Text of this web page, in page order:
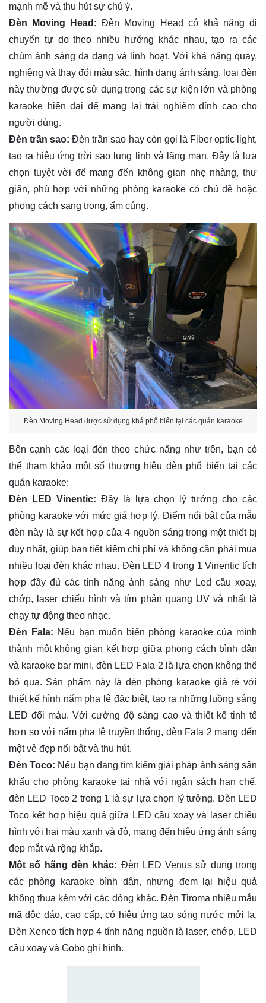
mạnh mẽ và thu hút sự chú ý.
Đèn Moving Head: Đèn Moving Head có khả năng di
chuyển tự do theo nhiều hướng khác nhau, tạo ra các
chùm ánh sáng đa dạng và linh hoạt. Với khả năng quay,
nghiêng và thay đổi màu sắc, hình dạng ánh sáng, loại đèn
này thường được sử dụng trong các sự kiện lớn và phòng
karaoke hiện đại để mang lại trải nghiệm đỉnh cao cho
người dùng.
Đèn trần sao: Đèn trần sao hay còn gọi là Fiber optic light,
tạo ra hiệu ứng trời sao lung linh và lãng mạn. Đây là lựa
chọn tuyệt vời để mang đến không gian nhẹ nhàng, thư
giãn, phù hợp với những phòng karaoke có chủ đề hoặc
phong cách sang trọng, ấm cúng.
Đèn Moving Head được sử dụng khá phổ biến tại các quán karaoke
Bên cạnh các loại đèn theo chức năng như trên, bạn có
thể tham khảo một số thương hiệu đèn phổ biến tại các
quán karaoke:
Đèn LED Vinentic: Đây là lựa chọn lý tưởng cho các
phòng karaoke với mức giá hợp lý. Điểm nổi bật của mẫu
đèn này là sự kết hợp của 4 nguồn sáng trong một thiết bị
duy nhất, giúp bạn tiết kiệm chi phí và không cần phải mua
nhiều loại đèn khác nhau. Đèn LED 4 trong 1 Vinentic tích
hợp đầy đủ các tính năng ánh sáng như Led cầu xoay,
chớp, laser chiếu hình và tím phản quang UV và nhất là
chạy tự động theo nhạc.
Đèn Fala: Nếu bạn muốn biến phòng karaoke của mình
thành một không gian kết hợp giữa phong cách bình dân
và karaoke bar mini, đèn LED Fala 2 là lựa chọn không thể
bỏ qua. Sản phẩm này là đèn phòng karaoke giá rẻ với
thiết kế hình nấm pha lê đặc biệt, tạo ra những luồng sáng
LED đổi màu. Với cường độ sáng cao và thiết kế tinh tế
hơn so với nấm pha lê truyền thống, đèn Fala 2 mang đến
một vẻ đẹp nổi bật và thu hút.
Đèn Toco: Nếu bạn đang tìm kiếm giải pháp ánh sáng sân
khấu cho phòng karaoke tại nhà với ngân sách hạn chế,
đèn LED Toco 2 trong 1 là sự lựa chọn lý tưởng. Đèn LED
Toco kết hợp hiệu quả giữa LED cầu xoay và laser chiếu
hình với hai màu xanh và đỏ, mang đến hiệu ứng ánh sáng
đẹp mắt và rộng khắp.
Một số hãng đèn khác: Đèn LED Venus sử dụng trong
các phòng karaoke bình dân, nhưng đem lại hiệu quả
không thua kém với các dòng khác. Đèn Tiroma nhiều mẫu
mã độc đáo, cao cấp, có hiệu ứng tạo sóng nước mới lạ.
Đèn Xenco tích hợp 4 tính năng nguồn là laser, chớp, LED
cầu xoay và Gobo ghi hình.